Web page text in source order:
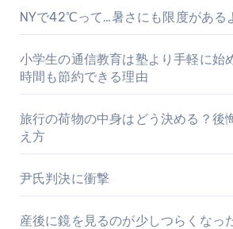
NYで42℃って…暑さにも限度がある
小学生の通信教育は塾より手軽に始
時間も節約できる理由
旅行の荷物の中身はどう決める？後
え方
尹氏判決に衝撃
産後に鏡を見るのが少しつらくなっ